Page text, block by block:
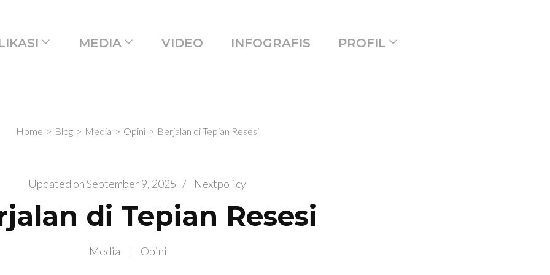
MEDIA VIDEO INFOGRAFIS PROFIL
Home > Blog > Media > Opini > Berjalan di Tepian Resesi
Updated onSeptember 9, 2025 / Nextpolicy
di Tepian Resesi
Media Opini